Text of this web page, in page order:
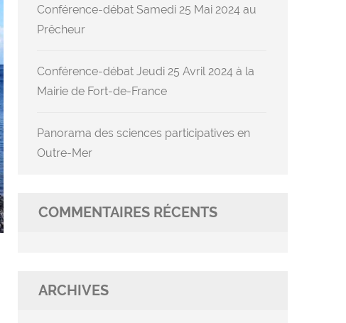
Conférence-débat Samedi 25 Mai 2024 au
Prêcheur
Conférence-débat Jeudi 25 Avril 2024 à la
Mairie de Fort-de-France
Panorama des sciences participatives en
Outre-Mer
COMMENTAIRES RÉCENTS
ARCHIVES